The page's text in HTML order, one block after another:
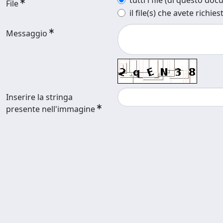
File
il file(s) che avete
Messaggio
Inserire la stringa
presente nell'immagine